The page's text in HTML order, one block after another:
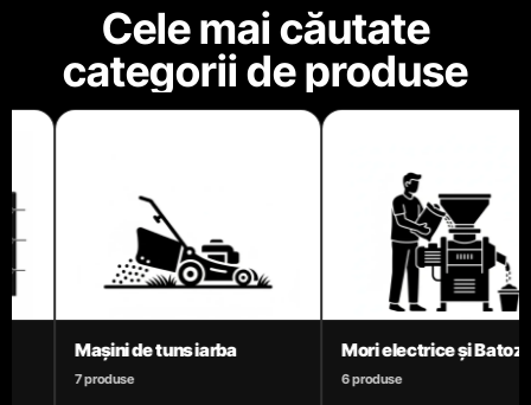
Cele mai căutate
categorii de produse
Mori electrice și Batoze
6 produse
Motoare termice benzină
3 produse